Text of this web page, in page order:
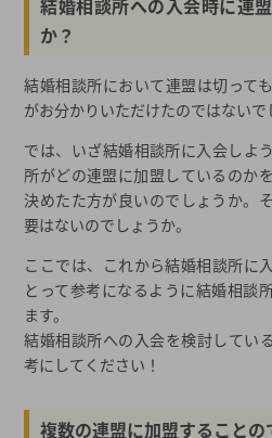
か？
結婚相談所において連盟は切って
がお分かりいただけたのではないで
では、いざ結婚相談所に入会しよ
所がどの連盟に加盟しているのか
決めたた方が良いのでしょうか。
要はないのでしょうか。
ここでは、これから結婚相談所に
とって参考になるように結婚相談
ます。
結婚相談所への入会を検討してい
考にしてください！
複数の連盟に加盟すること